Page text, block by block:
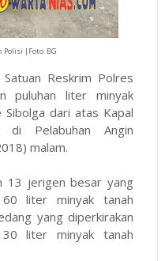
Polisi |Foto: BG
Reskrim Polres
puluhan liter minyak
dari atas Kapal
di Pelabuhan Angin
malam.
13 jerigen besar yang
60 liter minyak tanah
yang diperkirakan
30 liter minyak tanah